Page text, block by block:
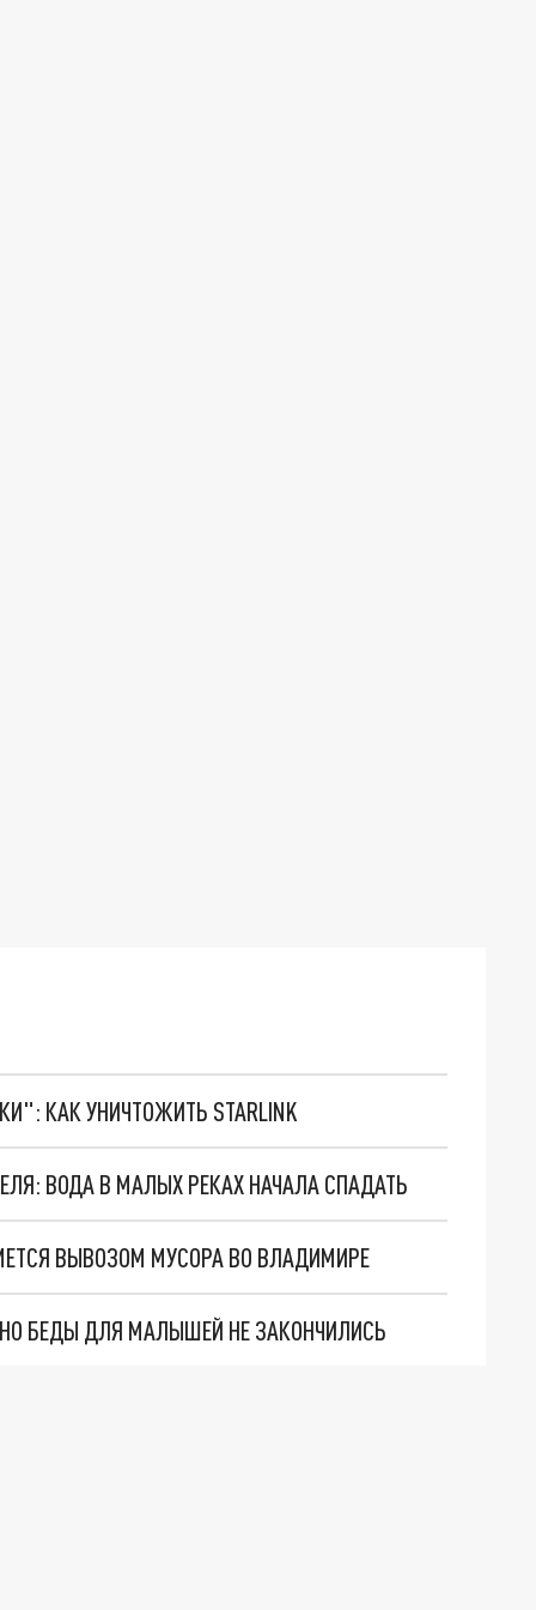
КАК УНИЧТОЖИТЬ STARLINK
ВОДА В МАЛЫХ РЕКАХ НАЧАЛА СПАДАТЬ
ВЫВОЗОМ МУСОРА ВО ВЛАДИМИРЕ
БЕДЫ ДЛЯ МАЛЫШЕЙ НЕ ЗАКОНЧИЛИСЬ